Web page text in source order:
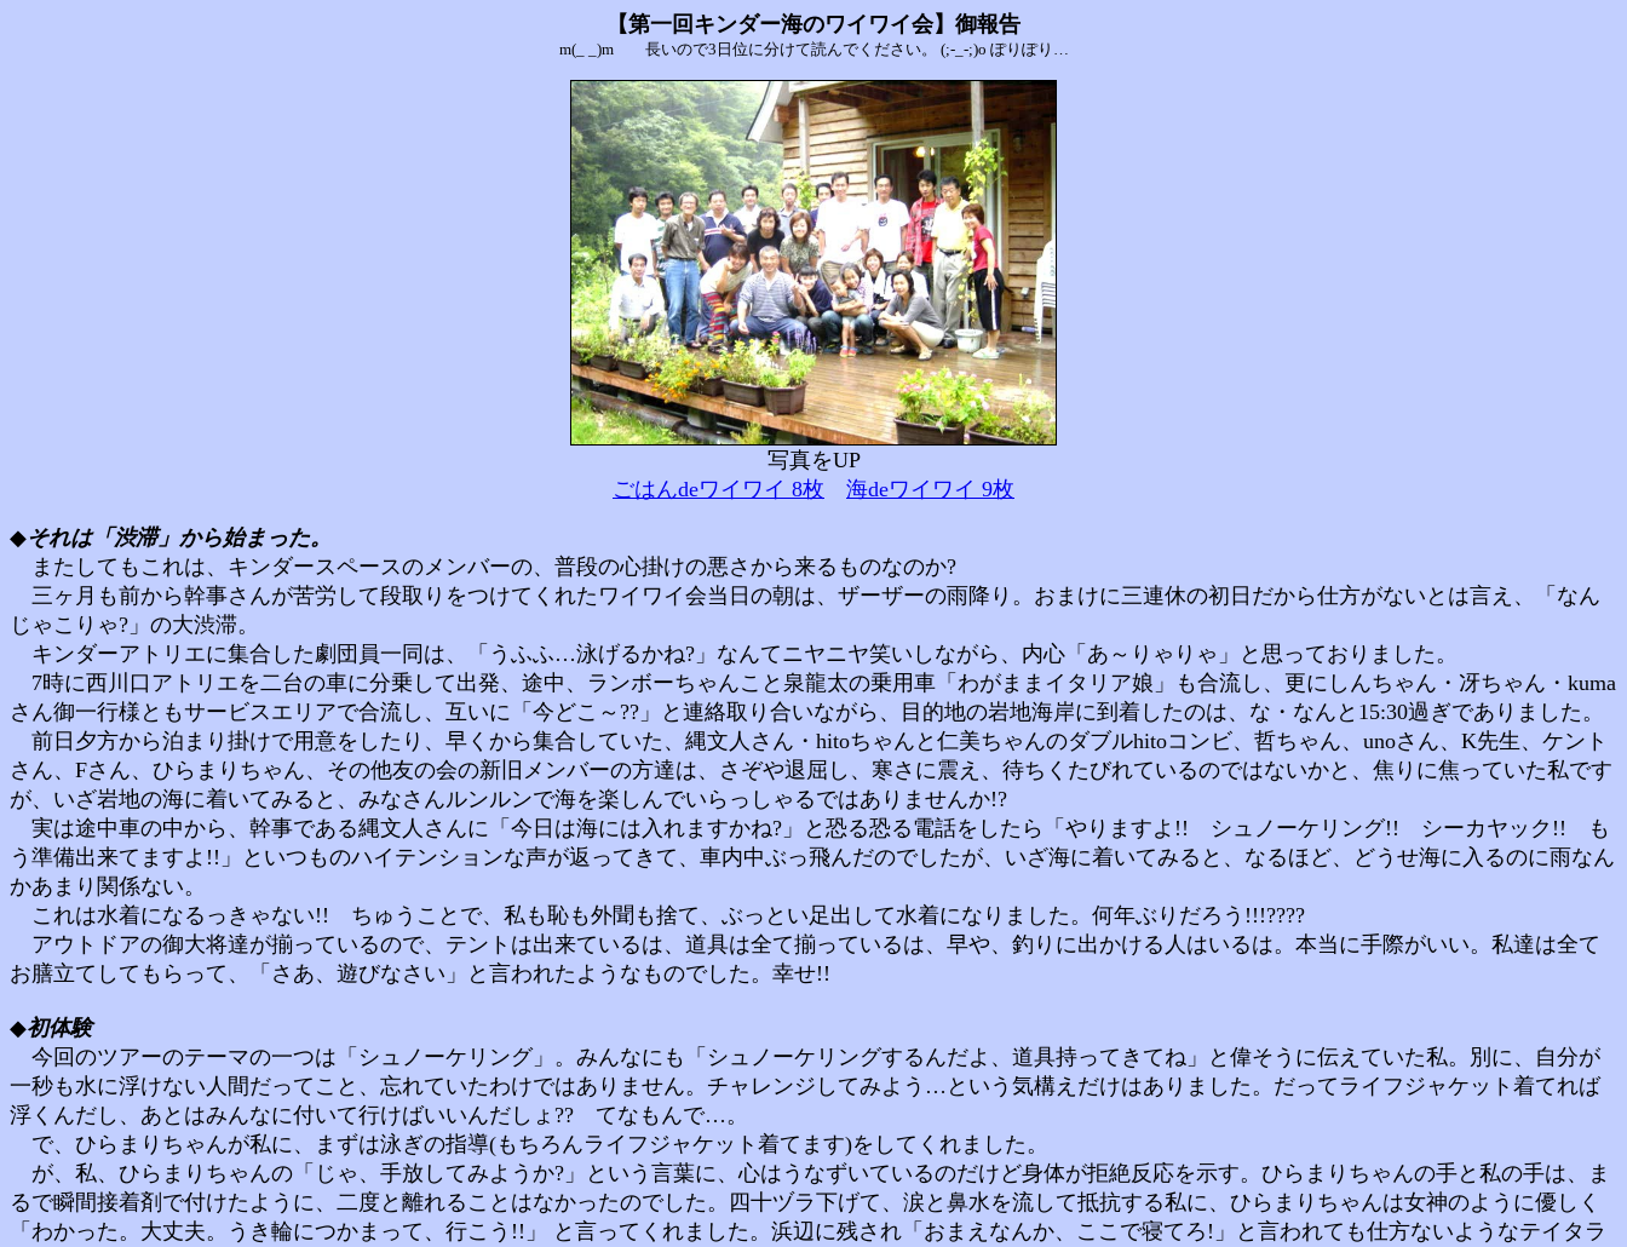
【第一回キンダー海のワイワイ会】御報告
m(_ _)m 長いので3日位に分けて読んでください。 (;-_-;)o ぽりぽり…
写真をUP
ごはんdeワイワイ 8枚
海deワイワイ 9枚
◆それは「渋滞」から始まった。
またしてもこれは、キンダースペースのメンバーの、普段の心掛けの悪さから来るものなのか?
三ヶ月も前から幹事さんが苦労して段取りをつけてくれたワイワイ会当日の朝は、ザーザーの雨降り。おまけに三連休の初日だから仕方がないとは言え、「なん
じゃこりゃ?」の大渋滞。
キンダーアトリエに集合した劇団員一同は、「うふふ…泳げるかね?」なんてニヤニヤ笑いしながら、内心「あ～りゃりゃ」と思っておりました。
7時に西川口アトリエを二台の車に分乗して出発、途中、ランボーちゃんこと泉龍太の乗用車「わがままイタリア娘」も合流し、更にしんちゃん・冴ちゃん・kuma
さん御一行様ともサービスエリアで合流し、互いに「今どこ～??」と連絡取り合いながら、目的地の岩地海岸に到着したのは、な・なんと15:30過ぎでありました。
前日夕方から泊まり掛けで用意をしたり、早くから集合していた、縄文人さん・hitoちゃんと仁美ちゃんのダブルhitoコンビ、哲ちゃん、unoさん、K先生、ケント
さん、Fさん、ひらまりちゃん、その他友の会の新旧メンバーの方達は、さぞや退屈し、寒さに震え、待ちくたびれているのではないかと、焦りに焦っていた私です
が、いざ岩地の海に着いてみると、みなさんルンルンで海を楽しんでいらっしゃるではありませんか!?
実は途中車の中から、幹事である縄文人さんに「今日は海には入れますかね?」と恐る恐る電話をしたら「やりますよ!! シュノーケリング!! シーカヤック!! も
う準備出来てますよ!!」といつものハイテンションな声が返ってきて、車内中ぶっ飛んだのでしたが、いざ海に着いてみると、なるほど、どうせ海に入るのに雨なん
かあまり関係ない。
これは水着になるっきゃない!! ちゅうことで、私も恥も外聞も捨て、ぶっとい足出して水着になりました。何年ぶりだろう!!!????
アウトドアの御大将達が揃っているので、テントは出来ているは、道具は全て揃っているは、早や、釣りに出かける人はいるは。本当に手際がいい。私達は全て
お膳立てしてもらって、「さあ、遊びなさい」と言われたようなものでした。幸せ!!
◆初体験
今回のツアーのテーマの一つは「シュノーケリング」。みんなにも「シュノーケリングするんだよ、道具持ってきてね」と偉そうに伝えていた私。別に、自分が
一秒も水に浮けない人間だってこと、忘れていたわけではありません。チャレンジしてみよう…という気構えだけはありました。だってライフジャケット着てれば
浮くんだし、あとはみんなに付いて行けばいいんだしょ?? てなもんで…。
で、ひらまりちゃんが私に、まずは泳ぎの指導(もちろんライフジャケット着てます)をしてくれました。
が、私、ひらまりちゃんの「じゃ、手放してみようか?」という言葉に、心はうなずいているのだけど身体が拒絶反応を示す。ひらまりちゃんの手と私の手は、ま
るで瞬間接着剤で付けたように、二度と離れることはなかったのでした。四十ヅラ下げて、涙と鼻水を流して抵抗する私に、ひらまりちゃんは女神のように優しく
「わかった。大丈夫。うき輪につかまって、行こう!!」 と言ってくれました。浜辺に残され「おまえなんか、ここで寝てろ!」と言われても仕方ないようなテイタラ